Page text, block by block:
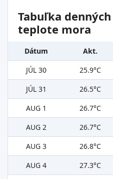
Tabuľka
teplote mora
Dátum Akt.
JÚL 30
25.9°C
JÚL 31
26.5°C
AUG 1
26.7°C
AUG 2
26.7°C
AUG 3
26.8°C
AUG 4
27.3°C